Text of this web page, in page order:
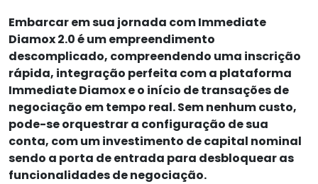
Embarcar em sua jornada com Immediate
Diamox 2.0 é um empreendimento
descomplicado, compreendendo uma inscrição
rápida, integração perfeita com a plataforma
Immediate Diamox e o início de transações de
negociação em tempo real. Sem nenhum custo,
pode-se orquestrar a configuração de sua
conta, com um investimento de capital nominal
sendo a porta de entrada para desbloquear as
funcionalidades de negociação.